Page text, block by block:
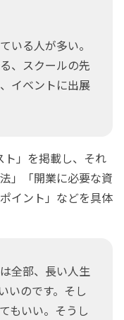
いる人が多い。
、スクールの先
イベントに出展
」を掲載し、それ
」「開業に必要な資
イント」などを具体
全部、長い人生
いのです。そし
もいい。そうし